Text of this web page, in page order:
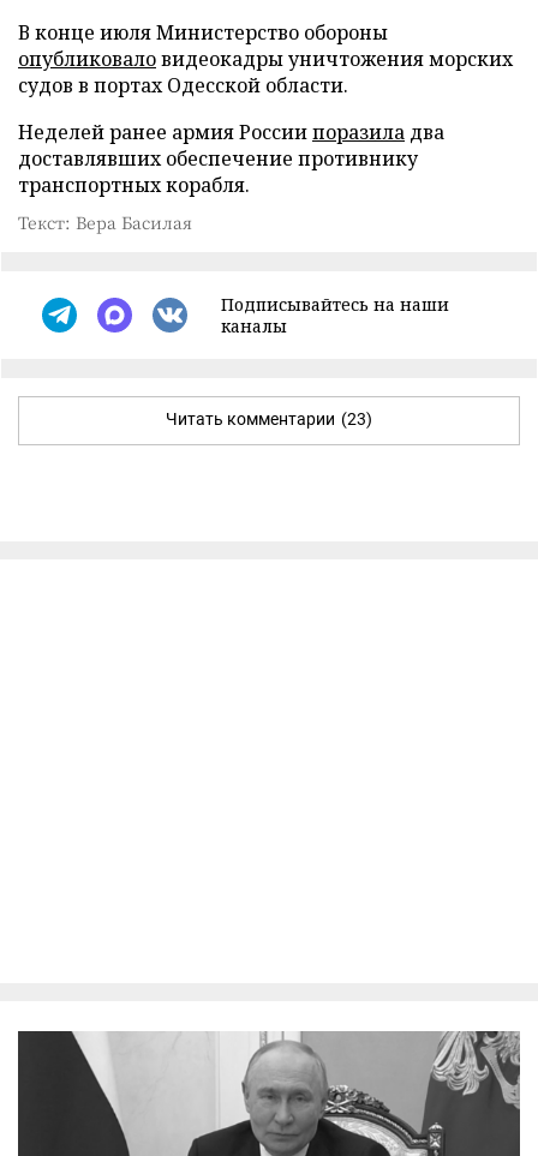
В конце июля Министерство обороны
опубликоваловидеокадры уничтожения морских
судов в портах Одесской области.
Неделей ранее армия Россиипоразила два
доставлявших обеспечение противнику
транспортных корабля.
Текст: Вера Басилая
Подписывайтесь на наши
каналы
Читать комментарии (23)